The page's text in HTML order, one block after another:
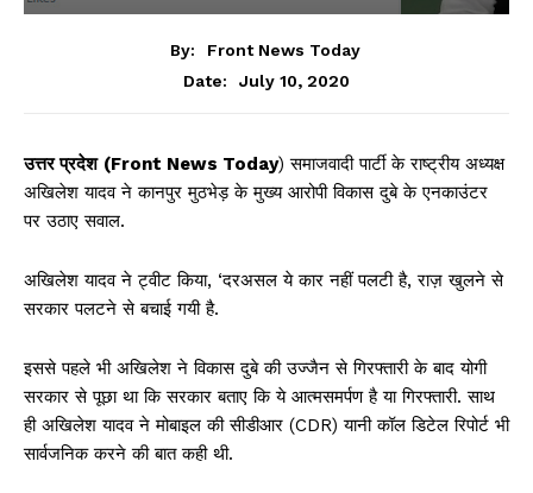
By:
Front News Today
Date:
July 10, 2020
उत्तर प्रदेश (Front News Today) समाजवादी पार्टी के राष्ट्रीय अध्यक्ष
अखिलेश यादव ने कानपुर मुठभेड़ के मुख्य आरोपी विकास दुबे के एनकाउंटर
पर उठाए सवाल.
अखिलेश यादव ने ट्वीट किया, ‘दरअसल ये कार नहीं पलटी है, राज़ खुलने से
सरकार पलटने से बचाई गयी है.
इससे पहले भी अखिलेश ने विकास दुबे की उज्जैन से गिरफ्तारी के बाद योगी
सरकार से पूछा था कि सरकार बताए कि ये आत्मसमर्पण है या गिरफ्तारी. साथ
ही अखिलेश यादव ने मोबाइल की सीडीआर (CDR) यानी कॉल डिटेल रिपोर्ट भी
सार्वजनिक करने की बात कही थी.